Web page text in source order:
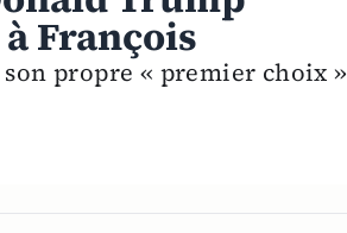
François
propre « premier choix »